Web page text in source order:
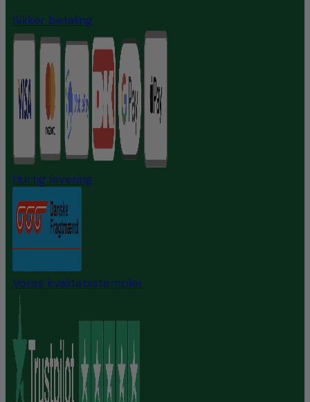
Sikker betaling
Hurtig levering
Vores kvalitetsstempler